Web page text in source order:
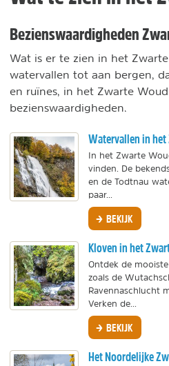
Bezienswaardigheden
Wat is er te zien in het
watervallen tot aan bergen,
en ruïnes, in het Zwarte
bezienswaardigheden.
Watervallen in
In het Zwarte
vinden. De
en de Todtnau
paar...
BEKIJK
Kloven in het
Ontdek de
zoals de
Ravennaschlucht
Verken de...
BEKIJK
Het Noordelijke